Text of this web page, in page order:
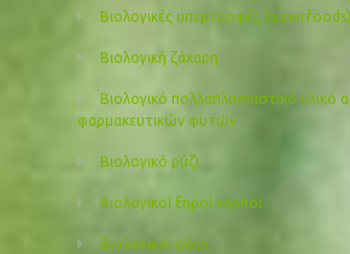
Βιολογικές υπερτροφές (superfoods)
Βιολογική ζάχαρη
Βιολογικό πολλαπλασιαστικό υλικό
φαρμακευτικών φυτών
Βιολογικό ρύζι
Βιολογικοί ξηροί καρποί
Βιολογικοί οίνοι